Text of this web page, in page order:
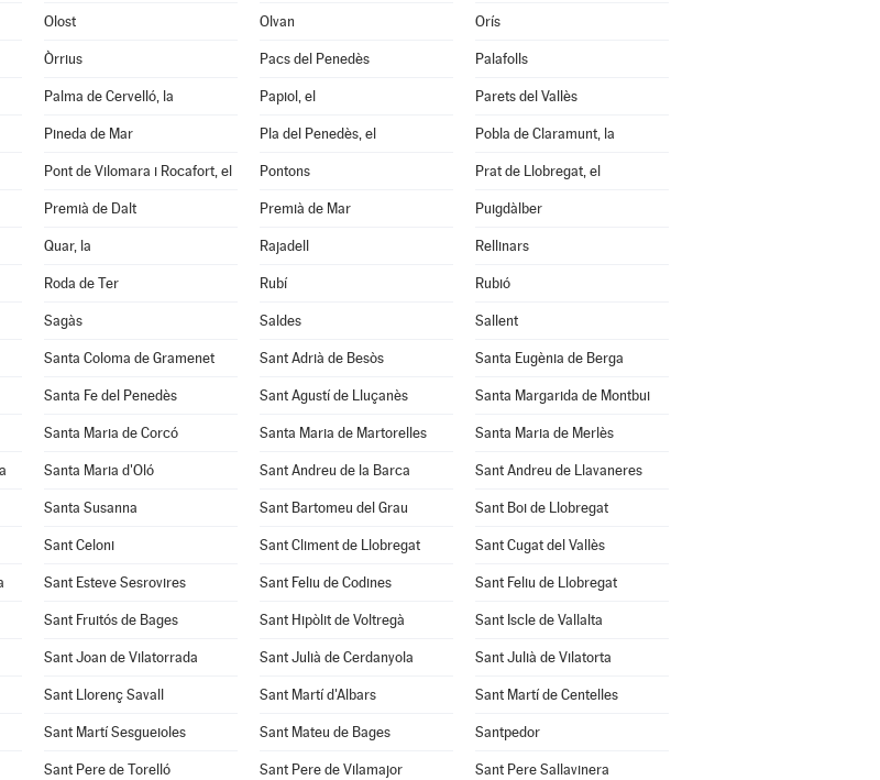
Olost Olvan Orís
Òrrius Pacs del Penedès Palafolls
Palma de Cervelló, la Papiol, el Parets del Vallès
Pineda de Mar Pla del Penedès, el Pobla de Claramunt, la
Pont de Vilomara i Rocafort, el Pontons Prat de Llobregat, el
Premià de Dalt Premià de Mar Puigdàlber
Quar, la Rajadell Rellinars
Roda de Ter Rubí Rubió
Sagàs Saldes Sallent
Santa Coloma de Gramenet Sant Adrià de Besòs Santa Eugènia de Berga
Santa Fe del Penedès Sant Agustí de Lluçanès Santa Margarida de Montbui
Santa Maria de Corcó Santa Maria de Martorelles Santa Maria de Merlès
Santa Maria d'Oló Sant Andreu de la Barca Sant Andreu de Llavaneres
Santa Susanna Sant Bartomeu del Grau Sant Boi de Llobregat
Sant Celoni Sant Climent de Llobregat Sant Cugat del Vallès
Sant Esteve Sesrovires Sant Feliu de Codines Sant Feliu de Llobregat
Sant Fruitós de Bages Sant Hipòlit de Voltregà Sant Iscle de Vallalta
Sant Joan de Vilatorrada Sant Julià de Cerdanyola Sant Julià de Vilatorta
Sant Llorenç Savall Sant Martí d'Albars Sant Martí de Centelles
Sant Martí Sesgueioles Sant Mateu de Bages Santpedor
Sant Pere de Torelló Sant Pere de Vilamajor Sant Pere Sallavinera